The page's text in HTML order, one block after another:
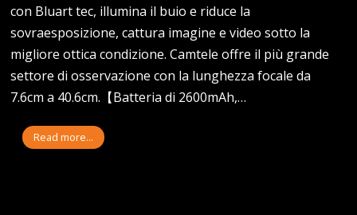
con Bluart tec, illumina il buio e riduce la
sovraesposizione, cattura imagine e video sotto la
migliore ottica condizione. Camtele offre il più grande
settore di osservazione con la lunghezza focale da
7.6cm a 40.6cm.【Batteria di 2600mAh,…
Read more...